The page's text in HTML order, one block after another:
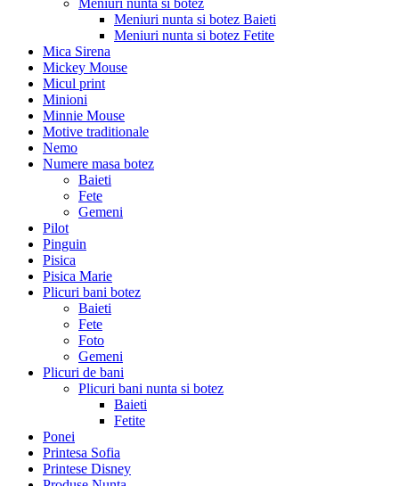
Meniuri nunta si botez
Meniuri nunta si botez Baieti
Meniuri nunta si botez Fetite
Mica Sirena
Mickey Mouse
Micul print
Minioni
Minnie Mouse
Motive traditionale
Nemo
Numere masa botez
Baieti
Fete
Gemeni
Pilot
Pinguin
Pisica
Pisica Marie
Plicuri bani botez
Baieti
Fete
Foto
Gemeni
Plicuri de bani
Plicuri bani nunta si botez
Baieti
Fetite
Ponei
Printesa Sofia
Printese Disney